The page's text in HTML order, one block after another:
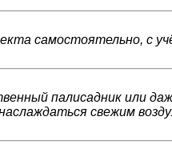
самостоятельно, с
палисадник или
свежим